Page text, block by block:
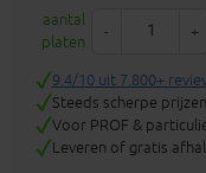
aantal
platen
- +
9.4/10 uit 7.800+
Steeds scherpe prijzen
Voor PROF &
Leveren of gratis